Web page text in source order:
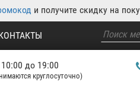
и получите скидку на
до 19:00
круглосуточно)